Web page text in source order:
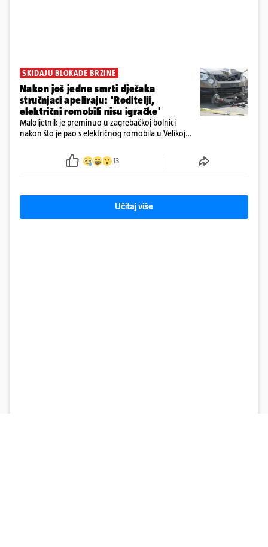
SKIDAJU BLOKADE BRZINE
Nakon još jedne smrti dječaka
stručnjaci apeliraju: 'Roditelji,
električni romobili nisu igračke'
Maloljetnik je preminuo u zagrebačkoj bolnici
nakon što je pao s električnog romobila u Velikoj
13
Učitaj više